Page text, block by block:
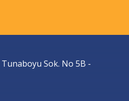
Sok. No 5B -